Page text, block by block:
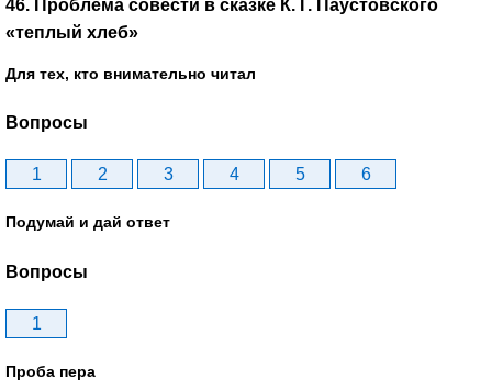
46. Проблема совести в сказке К. Г. Паустовского
«теплый хлеб»
Для тех, кто внимательно читал
Вопросы
1 2 3 4 5 6
Подумай и дай ответ
Вопросы
1
Проба пера